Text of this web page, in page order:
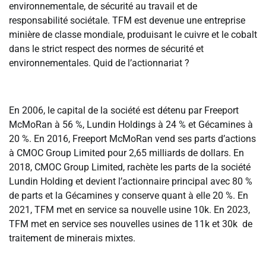
environnementale, de sécurité au travail et de
responsabilité sociétale. TFM est devenue une entreprise
minière de classe mondiale, produisant le cuivre et le cobalt
dans le strict respect des normes de sécurité et
environnementales. Quid de l’actionnariat ?
‎En 2006, le capital de la société est détenu par Freeport
McMoRan à 56 %, Lundin Holdings à 24 % et Gécamines à
20 %. En 2016, Freeport McMoRan vend ses parts d’actions
à CMOC Group Limited pour 2,65 milliards de dollars. En
2018, CMOC Group Limited, rachète les parts de la société
Lundin Holding et devient l’actionnaire principal avec 80 %
de parts et la Gécamines y conserve quant à elle 20 %. En
2021, TFM met en service sa nouvelle usine 10k. En 2023,
TFM met en service ses nouvelles usines de 11k et 30k de
traitement de minerais mixtes.